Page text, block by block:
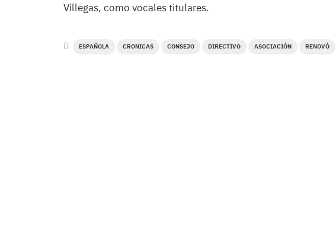
Villegas, como vocales titulares.
ESPAÑOLA CRONICAS CONSEJO DIRECTIVO ASOCIACIÓN RENOVÓ